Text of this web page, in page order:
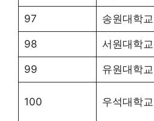
97 송원대학교
98 서원대학교
99 유원대학교
100 우석대학교